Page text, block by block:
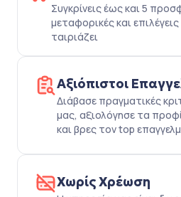
Συγκρίνεις έως και 5
μεταφορικές και
ταιριάζει
Αξιόπιστοι
Διάβασε πραγματικές
μας, αξιολόγησε τα
και βρες τον top
Χωρίς Χρέωση